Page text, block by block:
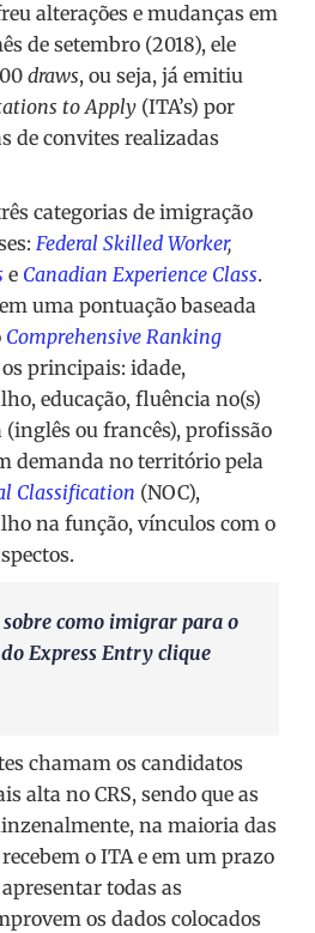
alterações e mudanças em
de setembro (2018), ele
draws, ou seja, já emitiu
to Apply (ITA’s) por
de convites realizadas
categorias de imigração
Federal Skilled Worker,
e Canadian Experience Class.
uma pontuação baseada
Comprehensive Ranking
os principais: idade,
educação, fluência no(s)
(inglês ou francês), profissão
demanda no território pela
Classification (NOC),
na função, vínculos com o
como imigrar para o
Express Entry clique
chamam os candidatos
alta no CRS, sendo que as
na maioria das
o ITA e em um prazo
todas as
os dados colocados